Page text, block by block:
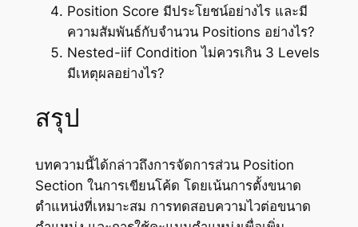
Position Score มีประโยชน์อย่างไร และมี
ความสัมพันธ์กับจำนวน Positions อย่างไร?
Nested-iif Condition ไม่ควรเกิน 3 Levels
มีเหตุผลอย่างไร?
สรุป
บทความนี้ได้กล่าวถึงการจัดการส่วน Position
Section ในการเขียนโค้ด โดยเน้นการตั้งขนาด
ตำแหน่งที่เหมาะสม การทดสอบความไวต่อขนาด